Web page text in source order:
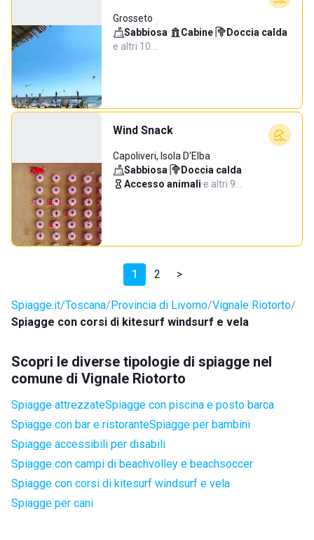
Grosseto
Sabbiosa· Cabine· Doccia calda·
e altri 10…
Wind Snack
Capoliveri, Isola D'Elba
Sabbiosa· Doccia calda·
Accesso animali·e altri 9…
1 2 >
Spiagge.it Toscana Provincia di Livorno Vignale Riotorto
Spiagge con corsi di kitesurf windsurf e vela
Scopri le diverse tipologie di spiagge nel
comune di Vignale Riotorto
Spiagge attrezzateSpiagge con piscina e posto barca
Spiagge con bar e ristoranteSpiagge per bambini
Spiagge accessibili per disabili
Spiagge con campi di beachvolley e beachsoccer
Spiagge con corsi di kitesurf windsurf e vela
Spiagge per cani